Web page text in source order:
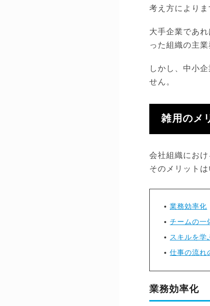
考え方により
大手企業であ
った組織の主業
しかし、中小
せん。
雑用のメ
会社組織にお
そのメリットは
業務効率化
チームの一
スキルを学
仕事の流れ
業務効率化